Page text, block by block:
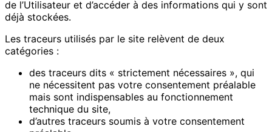
de l’Utilisateur et d’accéder à des informations qui y sont
déjà stockées.
Les traceurs utilisés par le site relèvent de deux
catégories :
des traceurs dits « strictement nécessaires », qui
ne nécessitent pas votre consentement préalable
mais sont indispensables au fonctionnement
technique du site,
d’autres traceurs soumis à votre consentement